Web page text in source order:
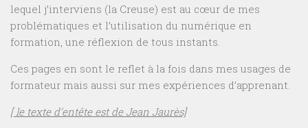
lequel j’interviens (la Creuse) est au cœur de mes
problématiques et l’utilisation du numérique en
formation, une réflexion de tous instants.
Ces pages en sont le reflet à la fois dans mes usages de
formateur mais aussi sur mes expériences d’apprenant.
[ le texte d’entête est de Jean Jaurès]